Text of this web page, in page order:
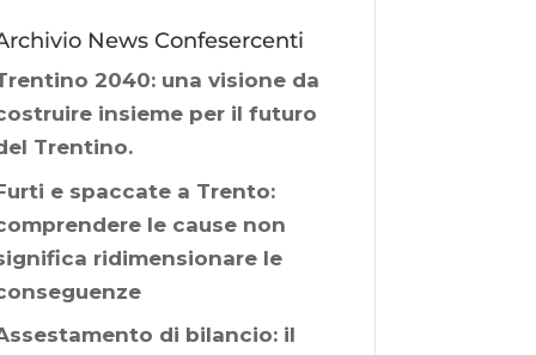
News Confesercenti
2040: una visione da
insieme per il futuro
Trentino.
e spaccate a Trento:
le cause non
ridimensionare le
di bilancio: il